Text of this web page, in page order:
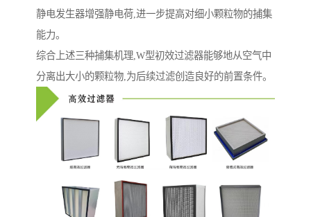
静电发生器增强静电荷,进一步提高对细小颗粒物的捕集
能力。
综合上述三种捕集机理,W型初效过滤器能够地从空气中
分离出大小的颗粒物,为后续过滤创造良好的前置条件。